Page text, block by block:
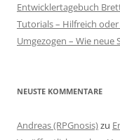
Entwicklertagebuch
Tutorials – Hilfreich oder
Umgezogen – Wie neue
NEUSTE KOMMENTARE
Andreas (RPGnosis)zu